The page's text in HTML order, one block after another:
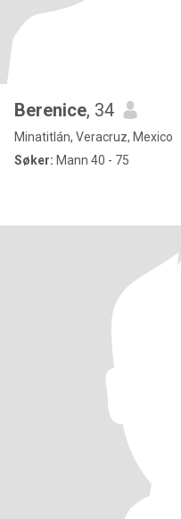
Berenice, 34
Minatitlán, Veracruz, Mexico
Søker: Mann 40 - 75